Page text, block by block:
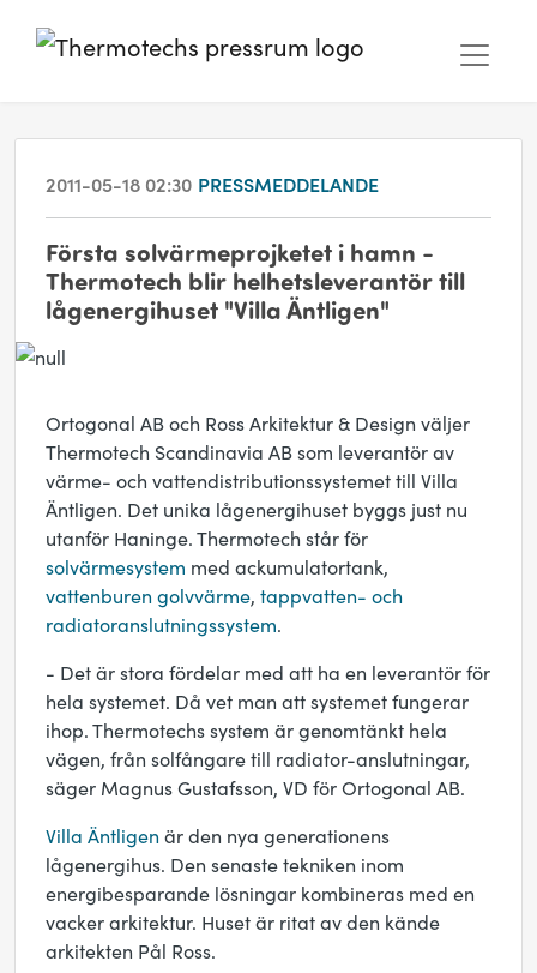
2011-05-18 02:30 PRESSMEDDELANDE
Första solvärmeprojketet i hamn -
Thermotech blir helhetsleverantör till
lågenergihuset "Villa Äntligen"
Ortogonal AB och Ross Arkitektur & Design väljer
Thermotech Scandinavia AB som leverantör av
värme- och vattendistributionssystemet till Villa
Äntligen. Det unika lågenergihuset byggs just nu
utanför Haninge. Thermotech står för
solvärmesystem med ackumulatortank,
vattenburen golvvärme, tappvatten- och
radiatoranslutningssystem.
- Det är stora fördelar med att ha en leverantör för
hela systemet. Då vet man att systemet fungerar
ihop. Thermotechs system är genomtänkt hela
vägen, från solfångare till radiator-anslutningar,
säger Magnus Gustafsson, VD för Ortogonal AB.
Villa Äntligen är den nya generationens
lågenergihus. Den senaste tekniken inom
energibesparande lösningar kombineras med en
vacker arkitektur. Huset är ritat av den kände
arkitekten Pål Ross.